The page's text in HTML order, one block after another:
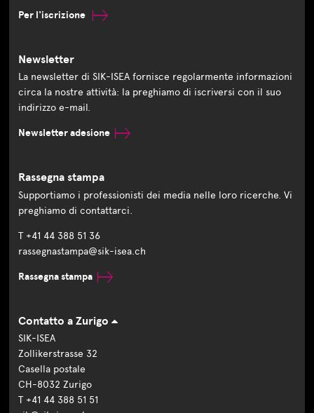
Per l'iscrizione
Newsletter
La newsletter di SIK-ISEA fornisce regolarmente informazioni
circa la nostre attività: la preghiamo di iscriversi con il suo
indirizzo e-mail.
Newsletter adesione
Rassegna stampa
Supportiamo i professionisti dei media nelle loro ricerche. Vi
preghiamo di contattarci.
T +41 44 388 51 36
rassegnastampa@sik-isea.ch
Rassegna stampa
Contatto a Zurigo
SIK-ISEA
Zollikerstrasse 32
Casella postale
CH-8032 Zurigo
T +41 44 388 51 51